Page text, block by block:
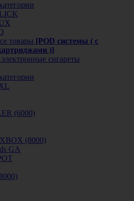
товары [POD системы ( с
)]
сигареты
(6000)
(8000)
GA